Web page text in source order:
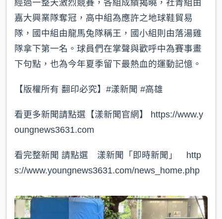
經過一整天激烈競賽，各組成績揭曉，社青組由
嘉大興業隊奪冠，高中組為應許之地球鞋貿易
隊，國中組由龍馬兔隊稱王，國小組則由落湯雞
隊拿下第一名。球員們在掌聲與歡呼中為賽事畫
下句點，也為今年夏季留下最熱血的運動記憶。
【版權所有 翻印必究】#漾新聞 #高雄
看更多新聞請點選【漾新聞官網】 https://www.y
oungnews3631.com⁠
看完整新聞 請點選 漾新聞「即時新聞」 http
s://www.youngnews3631.com/news_home.php⁠